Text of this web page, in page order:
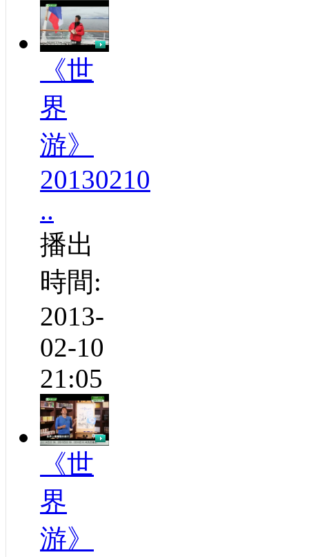
《世
界
游》
20130210
..
播出
時間:
2013-
02-10
21:05
《世
界
游》